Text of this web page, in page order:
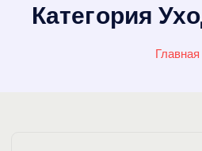
Категория
Главная